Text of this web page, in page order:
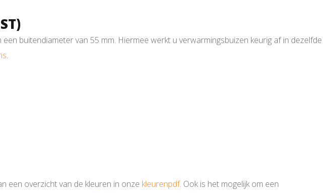
buitendiameter van 55 mm. Hiermee werkt u verwarmingsbuizen keurig af in dezelfde
.
een overzicht van de kleuren in onze kleurenpdf. Ook is het mogelijk om een